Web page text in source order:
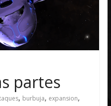
partes
, burbuja, expansion,